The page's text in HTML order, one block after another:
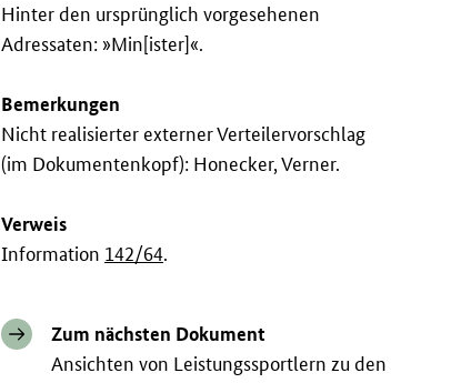
Hinter den ursprünglich vorgesehenen
Adressaten: »Min[ister]«.
Bemerkungen
Nicht realisierter externer Verteilervorschlag
(im Dokumentenkopf): Honecker, Verner.
Verweis
Information 142/64.
Zum nächsten Dokument
Ansichten von Leistungssportlern zu den